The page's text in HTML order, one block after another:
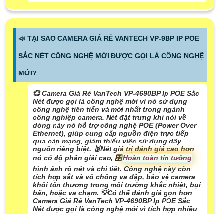
📣 TẠI SAO CAMERA GIÁ RẺ VANTECH VP-9BP IP POE
SẮC NÉT CÔNG NGHỆ MỚI ĐƯỢC GỌI LÀ CÔNG NGHỆ
MỚI?
💞 Camera Giá Rẻ VanTech VP-4690BP Ip POE Sắc
Nét được gọi là công nghệ mới vì nó sử dụng
công nghệ tiên tiến và mới nhất trong ngành
công nghiệp camera. Nét đặt trưng khi nói về
dòng này nó hỗ trợ công nghệ POE (Power Over
Ethernet), giúp cung cấp nguồn điện trực tiếp
qua cáp mạng, giảm thiểu việc sử dụng dây
nguồn riêng biệt. 🥉Nét giá trị đánh giá cao hơn
nó có độ phân giải cao, 🎛Hoàn toàn tin tưởng
hình ảnh rõ nét và chi tiết. Công nghệ này còn
tích hợp sắt và vỏ chống va đập, bảo vệ camera
khỏi tổn thương trong môi trường khắc nhiệt, bụi
bẩn, hoặc va chạm. 💡Có thể đánh giá gọn hơn
Camera Giá Rẻ VanTech VP-4690BP Ip POE Sắc
Nét được gọi là công nghệ mới vì tích hợp nhiều